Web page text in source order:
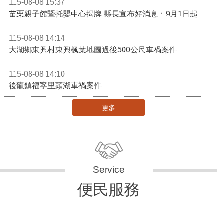
115-08-08 15:37
苗栗親子館暨托嬰中心揭牌 縣長宣布好消息：9月1日起調降臨時托嬰費用
115-08-08 14:14
大湖鄉東興村東興楓葉地圖過後500公尺車禍案件
115-08-08 14:10
後龍鎮福寧里頭湖車禍案件
更多
便民服務